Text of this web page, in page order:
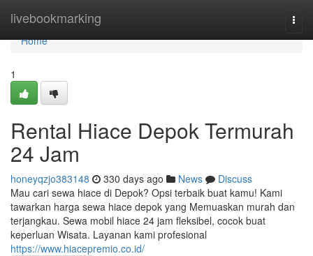
livebookmarking
Home
Home
1
Rental Hiace Depok Termurah
24 Jam
honeyqzjo383148 330 days ago News
Discuss
Mau cari sewa hiace di Depok? Opsi terbaik buat kamu! Kami
tawarkan harga sewa hiace depok yang Memuaskan murah dan
terjangkau. Sewa mobil hiace 24 jam fleksibel, cocok buat
keperluan Wisata. Layanan kami profesional
https://www.hiacepremio.co.id/